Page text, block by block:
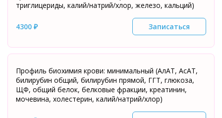
триглицериды, калий/натрий/хлор, железо, кальций)
4300 ₽ Записаться
Профиль биохимия крови: минимальный (АлАТ, АсАТ,
билирубин общий, билирубин прямой, ГГТ, глюкоза,
ЩФ, общий белок, белковые фракции, креатинин,
мочевина, холестерин, калий/натрий/хлор)